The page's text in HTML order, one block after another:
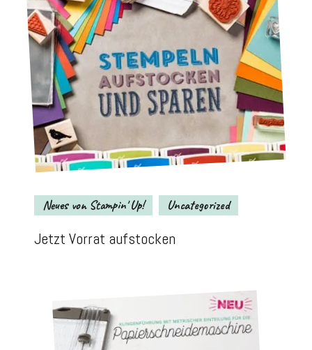
Neues von Stampin' Up! Uncategorized
Jetzt Vorrat aufstocken